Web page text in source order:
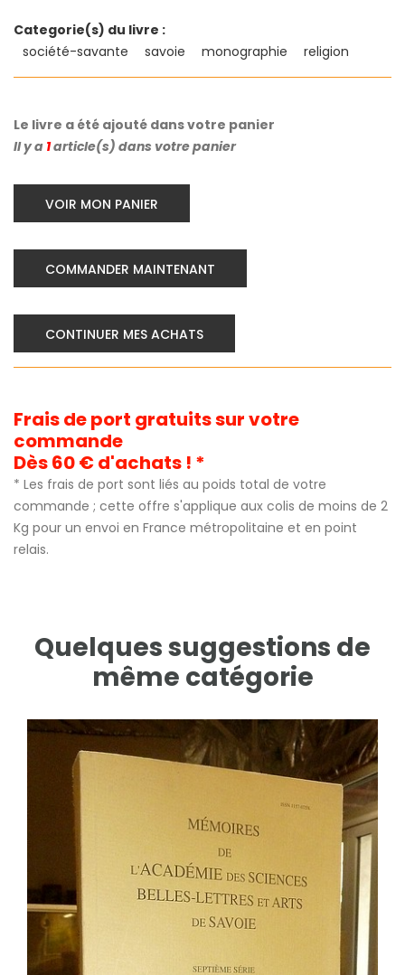
Categorie(s) du livre :
société-savante
savoie monographie religion
Le livre a été ajouté dans votre panier
Il y a 1article(s) dans votre panier
VOIR MON PANIER
COMMANDER MAINTENANT
CONTINUER MES ACHATS
Frais de port gratuits sur votre
commande
Dès 60 € d'achats ! *
* Les frais de port sont liés au poids total de votre
commande ; cette offre s'applique aux colis de moins de 2
Kg pour un envoi en France métropolitaine et en point
relais.
Quelques suggestions de
même catégorie